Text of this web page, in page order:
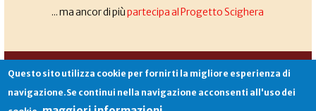
... ma ancor di piùpartecipa al Progetto Scighera
Questo sito utilizza cookie per fornirti la migliore esperienza di
navigazione.Se continui nella navigazione acconsenti all'uso dei